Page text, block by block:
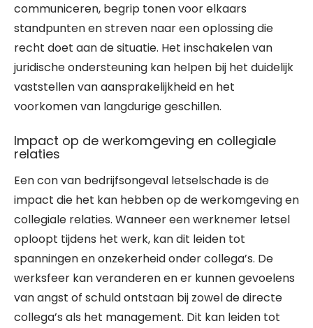
communiceren, begrip tonen voor elkaars
standpunten en streven naar een oplossing die
recht doet aan de situatie. Het inschakelen van
juridische ondersteuning kan helpen bij het duidelijk
vaststellen van aansprakelijkheid en het
voorkomen van langdurige geschillen.
Impact op de werkomgeving en collegiale
relaties
Een con van bedrijfsongeval letselschade is de
impact die het kan hebben op de werkomgeving en
collegiale relaties. Wanneer een werknemer letsel
oploopt tijdens het werk, kan dit leiden tot
spanningen en onzekerheid onder collega’s. De
werksfeer kan veranderen en er kunnen gevoelens
van angst of schuld ontstaan bij zowel de directe
collega’s als het management. Dit kan leiden tot